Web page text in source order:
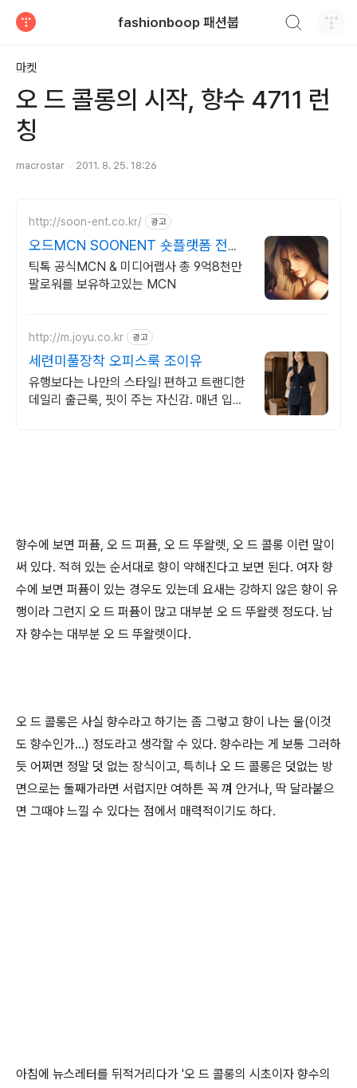
fashionboop 패션붑
마켓
오 드 콜롱의 시작, 향수 4711 런
칭
macrostar 2011. 8. 25. 18:26
http://soon-ent.co.kr/ 광고
오드MCN SOONENT 숏플랫폼 전문
MCN
틱톡 공식MCN & 미디어랩사 총 9억8천만
팔로워를 보유하고있는 MCN
http://m.joyu.co.kr 광고
세련미풀장착 오피스룩 조이유
유행보다는 나만의 스타일! 편하고 트랜디한
데일리 출근룩, 핏이 주는 자신감. 매년 입고
향수에 보면 퍼퓸, 오 드 퍼퓸, 오 드 뚜왈렛, 오 드 콜롱 이런 말이
써 있다. 적혀 있는 순서대로 향이 약해진다고 보면 된다. 여자 향
수에 보면 퍼퓸이 있는 경우도 있는데 요새는 강하지 않은 향이 유
행이라 그런지 오 드 퍼퓸이 많고 대부분 오 드 뚜왈렛 정도다. 남
자 향수는 대부분 오 드 뚜왈렛이다.
오 드 콜롱은 사실 향수라고 하기는 좀 그렇고 향이 나는 물(이것
도 향수인가...) 정도라고 생각할 수 있다. 향수라는 게 보통 그러하
듯 어쩌면 정말 덧 없는 장식이고, 특히나 오 드 콜롱은 덧없는 방
면으로는 둘째가라면 서럽지만 여하튼 꼭 껴 안거나, 딱 달라붙으
면 그때야 느낄 수 있다는 점에서 매력적이기도 하다.
아침에 뉴스레터를 뒤적거리다가 '오 드 콜롱의 시초이자 향수의